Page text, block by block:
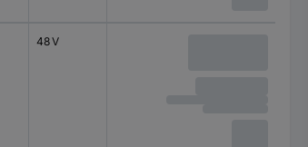
48 V